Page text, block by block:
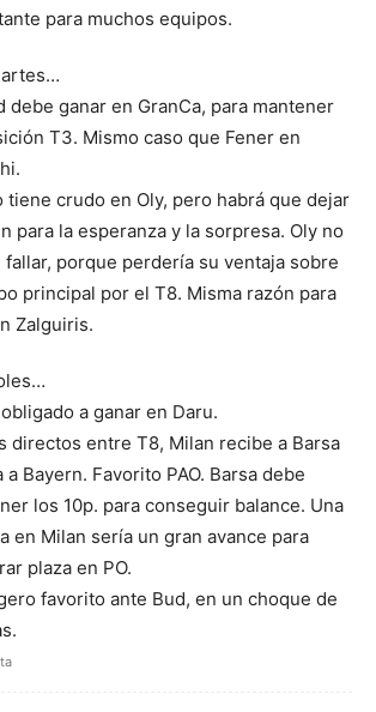
para muchos equipos.
debe ganar en GranCa, para mantener
T3. Mismo caso que Fener en
tiene crudo en Oly, pero habrá que dejar
para la esperanza y la sorpresa. Oly no
fallar, porque perdería su ventaja sobre
principal por el T8. Misma razón para
Zalguiris.
a ganar en Daru.
directos entre T8, Milan recibe a Barsa
a Bayern. Favorito PAO. Barsa debe
los 10p. para conseguir balance. Una
en Milan sería un gran avance para
plaza en PO.
favorito ante Bud, en un choque de